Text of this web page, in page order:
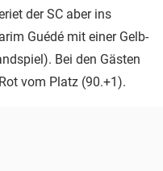
der SC aber ins
Guédé mit einer Gelb-
Bei den Gästen
vom Platz (90.+1).